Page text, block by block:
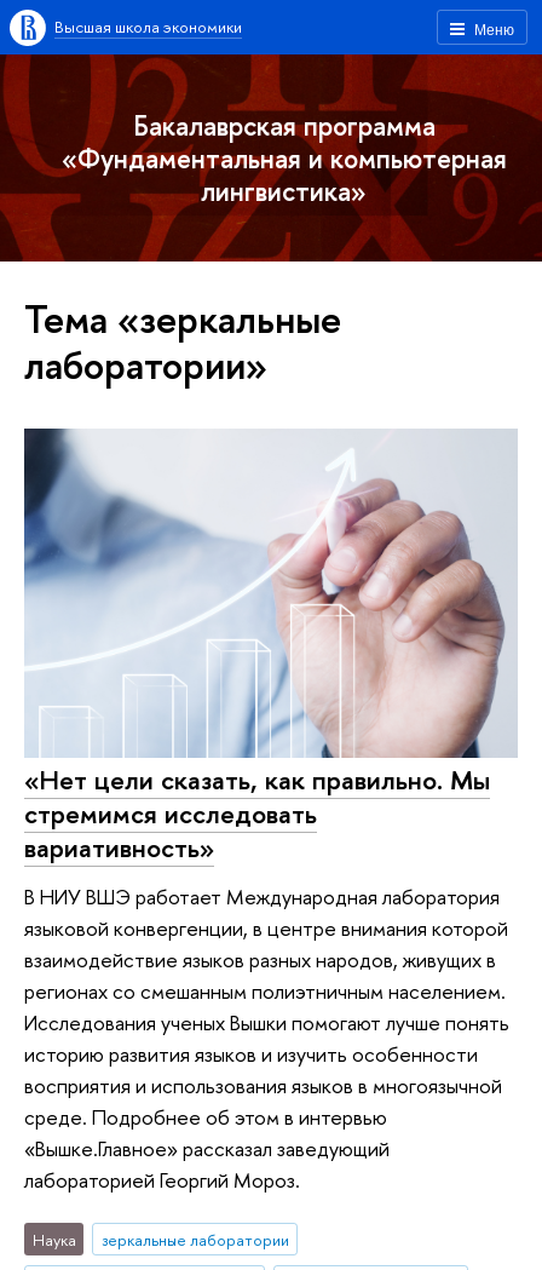
Меню
Высшая школа экономики
Бакалаврская программа
«Фундаментальная и компьютерная
лингвистика»
Тема «зеркальные
лаборатории»
«Нет цели сказать, как правильно. Мы
стремимся исследовать
вариативность»
В НИУ ВШЭ работает Международная лаборатория
языковой конвергенции, в центре внимания которой
взаимодействие языков разных народов, живущих в
регионах со смешанным полиэтничным населением.
Исследования ученых Вышки помогают лучше понять
историю развития языков и изучить особенности
восприятия и использования языков в многоязычной
среде. Подробнее об этом в интервью
«Вышке.Главное» рассказал заведующий
лабораторией Георгий Мороз.
Наука
зеркальные лаборатории